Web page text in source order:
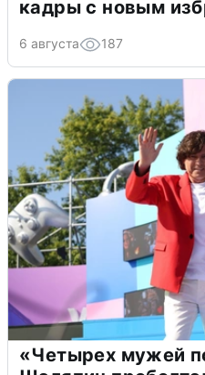
кадры с новым
6 августа 187
«Четырех мужей